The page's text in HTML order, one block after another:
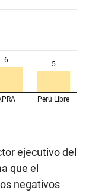
ejecutivo del
que el
negativos